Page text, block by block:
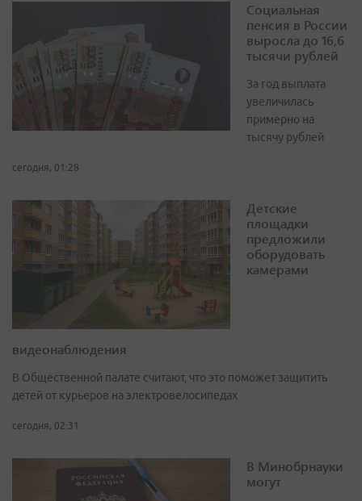
Социальная
пенсия в России
выросла до 16,6
тысячи рублей
За год выплата
увеличилась
примерно на
тысячу рублей
сегодня, 01:28
Детские
площадки
предложили
оборудовать
камерами
видеонаблюдения
В Общественной палате считают, что это поможет защитить
детей от курьеров на электровелосипедах
сегодня, 02:31
В Минобрнауки
могут